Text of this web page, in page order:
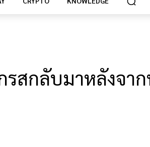
สกลับมาหลังจา